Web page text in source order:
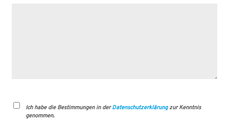
Ich habe die Bestimmungen in derDatenschutzerklärungzur Kenntnis
genommen.